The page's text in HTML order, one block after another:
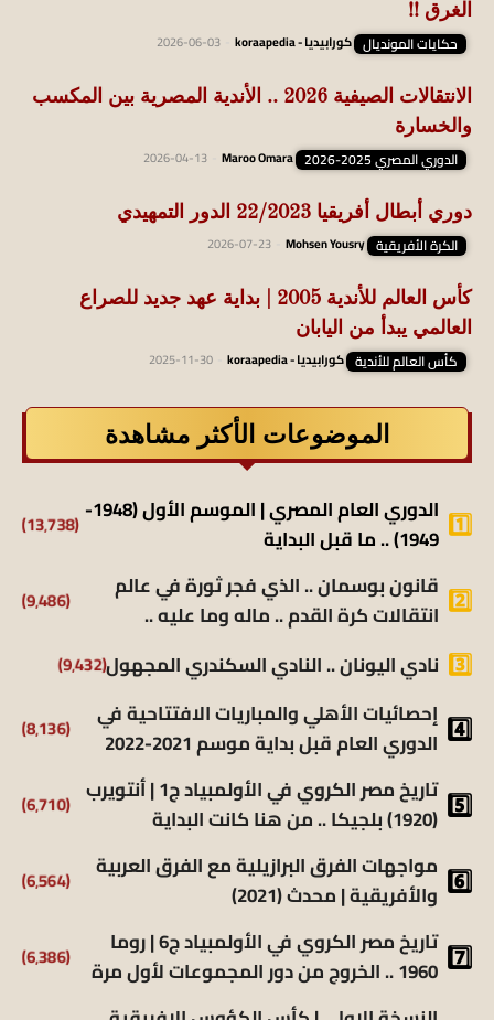
الغرق !!
حكايات المونديال كورابيديا - koraapedia 2026-06-03
الانتقالات الصيفية 2026 .. الأندية المصرية بين المكسب
والخسارة
الدوري المصري 2025-2026 Maroo Omara
2026-04-13
دوري أبطال أفريقيا 22/2023 الدور التمهيدي
الكرة الأفريقية Mohsen Yousry
2026-07-23
كأس العالم للأندية 2005 | بداية عهد جديد للصراع
العالمي يبدأ من اليابان
كأس العالم للأندية كورابيديا - koraapedia 2025-11-30
الموضوعات الأكثر مشاهدة
الدوري العام المصري | الموسم الأول (1948-
1949) .. ما قبل البداية
(13٬738)
قانون بوسمان .. الذي فجر ثورة في عالم
انتقالات كرة القدم .. ماله وما عليه ..
(9٬486)
نادي اليونان .. النادي السكندري المجهول(9٬432)
إحصائيات الأهلي والمباريات الافتتاحية في
الدوري العام قبل بداية موسم 2021-2022
(8٬136)
تاريخ مصر الكروي في الأولمبياد ج1 | أنتويرب
(1920) بلجيكا .. من هنا كانت البداية
(6٬710)
مواجهات الفرق البرازيلية مع الفرق العربية
والأفريقية | محدث (2021)
(6٬564)
تاريخ مصر الكروي في الأولمبياد ج6 | روما
1960 .. الخروج من دور المجموعات لأول مرة
(6٬386)